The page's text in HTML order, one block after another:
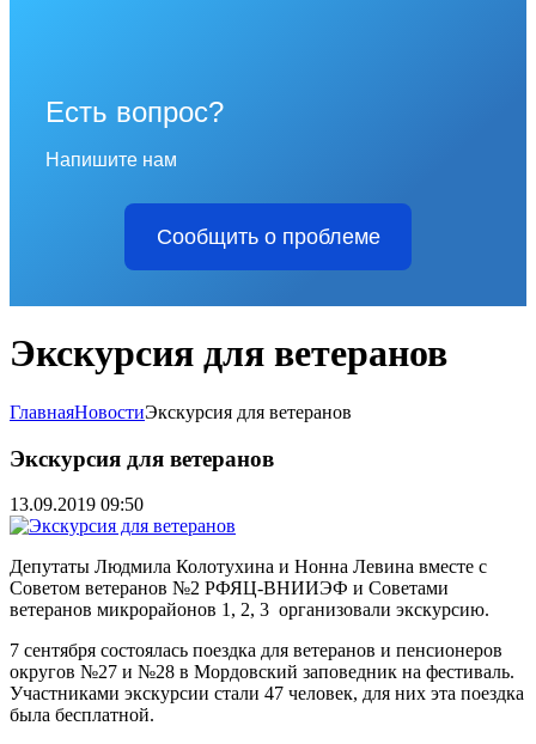
Есть вопрос?
Напишите нам
Сообщить о проблеме
Экскурсия для ветеранов
ГлавнаяНовостиЭкскурсия для ветеранов
Экскурсия для ветеранов
13.09.2019 09:50
Депутаты Людмила Колотухина и Нонна Левина вместе с
Советом ветеранов №2 РФЯЦ-ВНИИЭФ и Советами
ветеранов микрорайонов 1, 2, 3 организовали экскурсию.
7 сентября состоялась поездка для ветеранов и пенсионеров
округов №27 и №28 в Мордовский заповедник на фестиваль.
Участниками экскурсии стали 47 человек, для них эта поездка
была бесплатной.